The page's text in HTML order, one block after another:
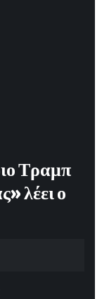
Τραμπ
λέει ο